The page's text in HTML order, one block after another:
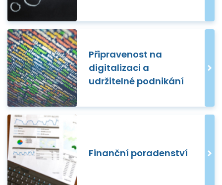
Připravenost na
digitalizaci a
udržitelné podnikání
Finanční poradenství